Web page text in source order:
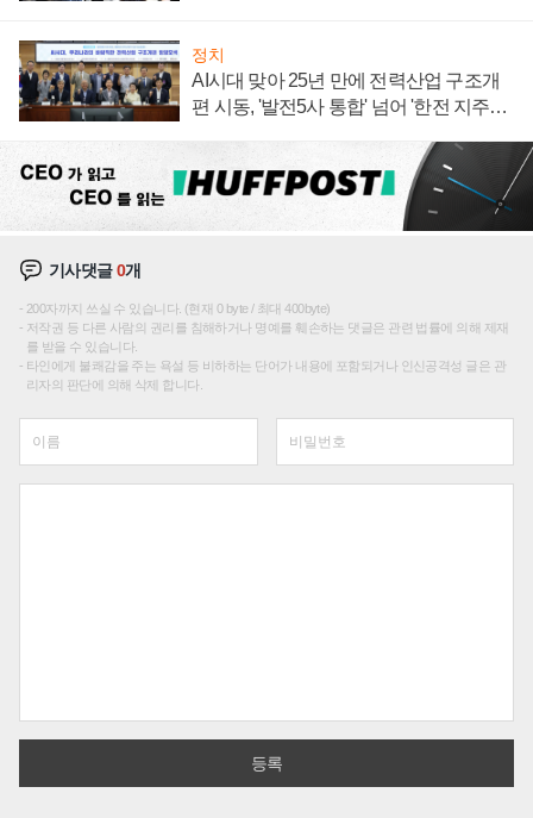
정치
AI시대 맞아 25년 만에 전력산업 구조개
편 시동, '발전5사 통합' 넘어 '한전 지주사'
기사댓글0개
200자까지 쓰실 수 있습니다. (현재 0 byte / 최대 400byte)
저작권 등 다른 사람의 권리를 침해하거나 명예를 훼손하는 댓글은 관련 법률에 의해 제재
를 받을 수 있습니다.
타인에게 불쾌감을 주는 욕설 등 비하하는 단어가 내용에 포함되거나 인신공격성 글은 관
리자의 판단에 의해 삭제 합니다.